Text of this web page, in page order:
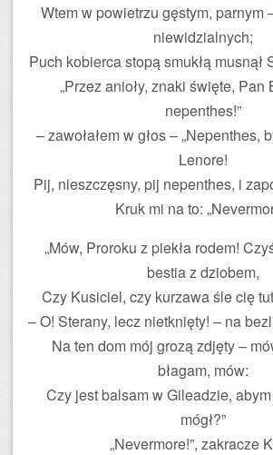
Wtem w powietrzu gęstym, parnym
niewidzialnych;
Puch kobierca stopą smukłą musnął
„Przez anioły, znaki święte, Pan
nepenthes!”
– zawołałem w głos – „Nepenthes,
Lenore!
Pij, nieszczęsny, pij nepenthes, i
Kruk mi na to:
„Mów, Proroku z piekła rodem!
bestia z dziobem,
Czy Kusiciel, czy kurzawa śle cię
– O! Sterany, lecz nietknięty! – na
Na ten dom mój grozą zdjęty –
błagam, mów:
Czy jest balsam w Gileadzie,
mógł?”
„Nevermore!”, zakracze